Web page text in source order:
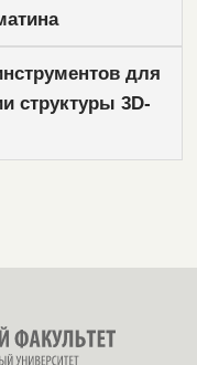
для
структуры 3D-